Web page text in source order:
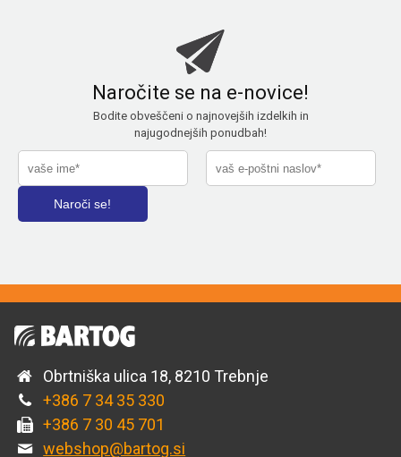
Naročite se na e-novice!
Bodite obveščeni o najnovejših izdelkih in
najugodnejših ponudbah!
Obrtniška ulica 18, 8210 Trebnje
+386 7 34 35 330
+386 7 30 45 701
webshop@bartog.si